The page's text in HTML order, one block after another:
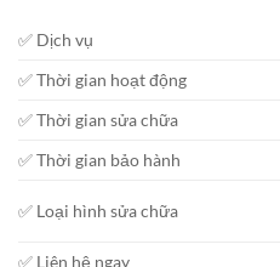
✅ Dịch vụ
✅ Thời gian hoạt động
✅ Thời gian sửa chữa
✅ Thời gian bảo hành
✅ Loại hình sửa chữa
✅ Liên hệ ngay